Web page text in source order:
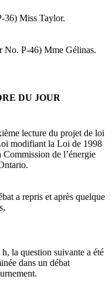
36) Miss Taylor.
No. P-46) Mme Gélinas.
DU JOUR
lecture du projet de loi
modifiant la Loi de 1998
Commission de l’énergie
a repris et après quelque
la question suivante a été
dans un débat